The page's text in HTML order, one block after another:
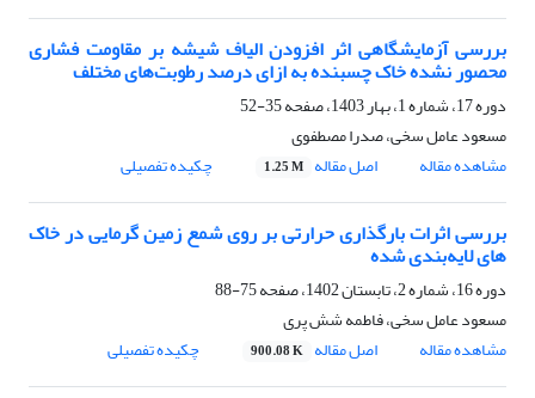
بررسی آزمایشگاهی اثر افزودن الیاف شیشه بر مقاومت فشاری
محصور نشده خاک چسبنده به ازای درصد رطوبت‌های مختلف
دوره 17، شماره 1، بهار 1403، صفحه
35-52
مسعود عامل سخی، صدرا مصطفوی
مشاهده مقاله
اصل مقاله 1.25 M چکیده تفصیلی
بررسی اثرات بارگذاری حرارتی بر روی شمع زمین گرمایی در خاک
های لایه‌بندی شده
دوره 16، شماره 2، تابستان 1402، صفحه
75-88
مسعود عامل سخی، فاطمه شش پری
مشاهده مقاله
اصل مقاله 900.08 K چکیده تفصیلی